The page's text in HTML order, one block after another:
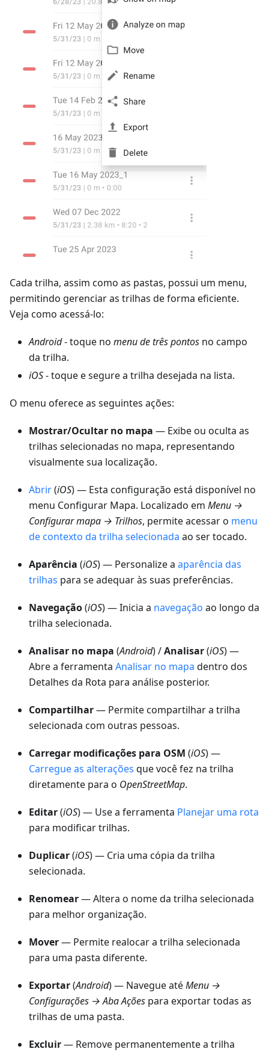
Cada trilha, assim como as pastas, possui um menu,
permitindo gerenciar as trilhas de forma eficiente.
Veja como acessá-lo:
Android- toque no menu de três pontos no campo
da trilha.
iOS- toque e segure a trilha desejada na lista.
O menu oferece as seguintes ações:
Mostrar/Ocultar no mapa — Exibe ou oculta as
trilhas selecionadas no mapa, representando
visualmente sua localização.
Abrir(iOS) — Esta configuração está disponível no
menu Configurar Mapa. Localizado em Menu →
Configurar mapa → Trilhos, permite acessar o menu
de contexto da trilha selecionada ao ser tocado.
Aparência (iOS) — Personalize a aparência das
trilhas para se adequar às suas preferências.
Navegação(iOS) — Inicia a navegação ao longo da
trilha selecionada.
Analisar no mapa (Android) /Analisar(iOS) —
Abre a ferramenta Analisar no mapa dentro dos
Detalhes da Rota para análise posterior.
Compartilhar— Permite compartilhar a trilha
selecionada com outras pessoas.
Carregar modificações para OSM (iOS) —
Carregue as alterações que você fez na trilha
diretamente para o OpenStreetMap.
Editar(iOS) — Use a ferramenta Planejar uma rota
para modificar trilhas.
Duplicar(iOS) — Cria uma cópia da trilha
selecionada.
Renomear— Altera o nome da trilha selecionada
para melhor organização.
Mover— Permite realocar a trilha selecionada
para uma pasta diferente.
Exportar(Android) — Navegue atéMenu →
Configurações → Aba Ações para exportar todas as
trilhas de uma pasta.
Excluir— Remove permanentemente a trilha